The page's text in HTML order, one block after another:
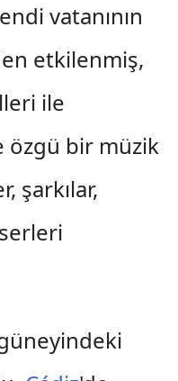
vatanının
etkilenmiş,
ile
bir müzik
şarkılar,